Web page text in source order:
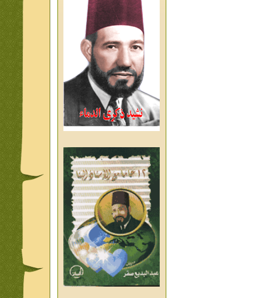
المعاصرين الجزء الثانى
ديوان شعر الاخوان فى القلب
تاليف الشيخ على متولى
تفاصيل جنازة الشهيد احمد
النيسى وعمر شاهين 1952
جمعه امين ومواقف ساعدت
الامام البنا فى تكوين شخصي
الاستاذ جمعه امين وعبقرية
الامام البنا
الشمائل المحمديه دكتور يحيى
غزب
واليوم والغد
من تراث د احمد العسال
العلمانية
كلمات رمضانية الشيخ عيسى
عبد العليم
قبسات رمضانية الشيخ عيسى
عبد العليم